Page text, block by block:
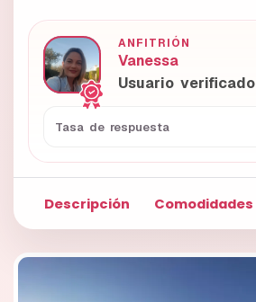
ANFITRIÓN
Vanessa
Usuario verificado
Tasa de respuesta
Descripción Comodidades